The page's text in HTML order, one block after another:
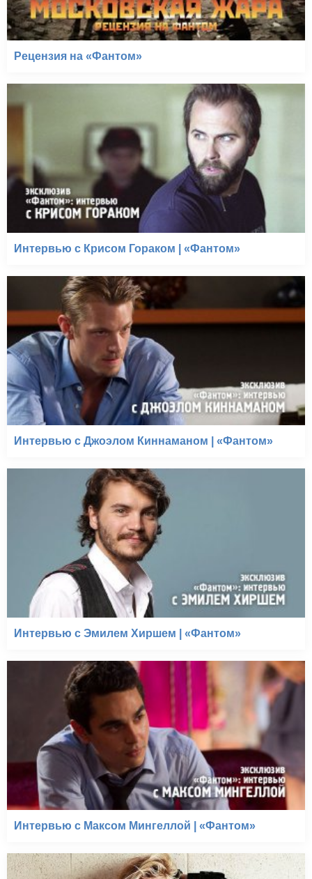
Рецензия на «Фантом»
Интервью с Крисом Гораком | «Фантом»
Интервью с Джоэлом Киннаманом | «Фантом»
Интервью с Эмилем Хиршем | «Фантом»
Интервью с Максом Мингеллой | «Фантом»